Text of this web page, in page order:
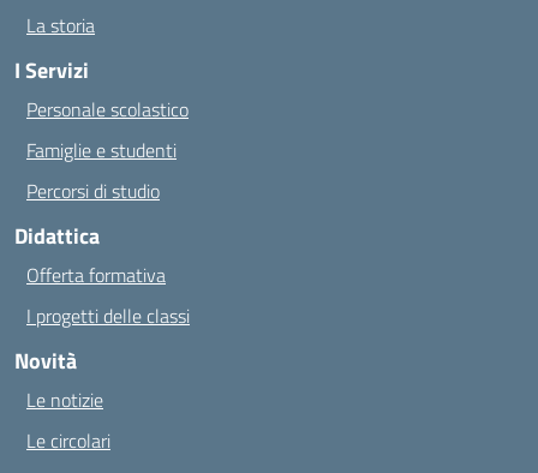
La storia
I Servizi
Personale scolastico
Famiglie e studenti
Percorsi di studio
Didattica
Offerta formativa
I progetti delle classi
Novità
Le notizie
Le circolari